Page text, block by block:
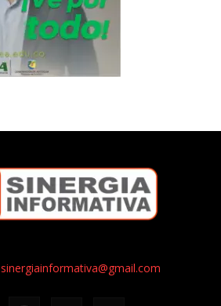
sinergiainformativa@gmail.com